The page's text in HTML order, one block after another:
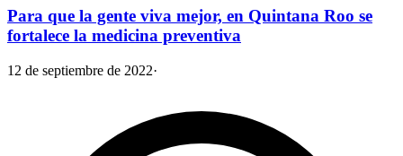
Para que la gente viva mejor, en Quintana Roo se
fortalece la medicina preventiva
12 de septiembre de 2022·